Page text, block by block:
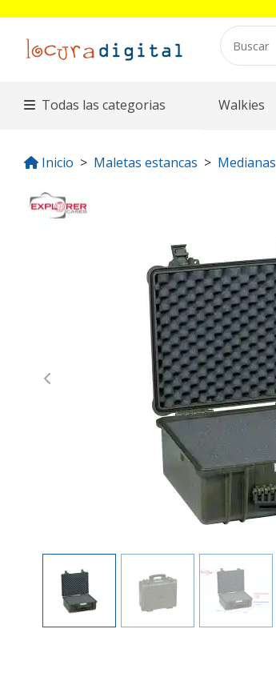
Todas las categorias Walkies
Inicio Maletas estancas Medianas
Previous